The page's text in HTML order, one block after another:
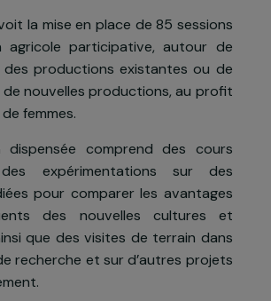
tâches agricoles, en sus de
mais sa situation au
et de sa famille est précaire,
dont elle est
la mise en place de 85
agricole participative, autour
des productions existantes ou
de nouvelles productions, au
de femmes.